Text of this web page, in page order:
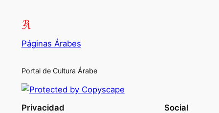
Páginas Árabes
Portal de Cultura Árabe
Privacidad Social